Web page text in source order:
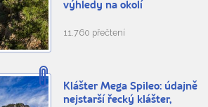
výhledy na okolí
11.760 přečtení
Klášter Mega Spileo: údajně
nejstarší řecký klášter,